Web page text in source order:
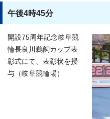
午後4時45分
開設75周年記念岐阜競
輪長良川鵜飼カップ表
彰式にて、表彰状を授
与（岐阜競輪場）